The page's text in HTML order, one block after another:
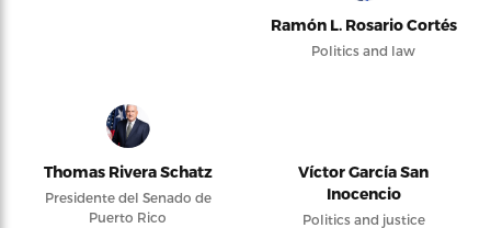
Ramón L. Rosario Cortés
Politics and law
Thomas Rivera Schatz
Presidente del Senado de
Puerto Rico
Víctor García San
Inocencio
Politics and justice